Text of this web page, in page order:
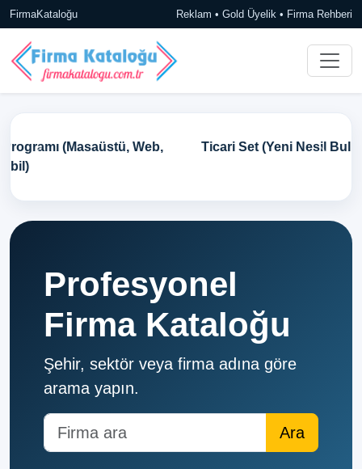
FirmaKataloğu Reklam • Gold Üyelik • Firma Rehberi
Ticari Set (Yeni Nesil Bulut Tabanlı Ön Muhasebe)
Profesyonel
Firma Kataloğu
Şehir, sektör veya firma adına göre
arama yapın.